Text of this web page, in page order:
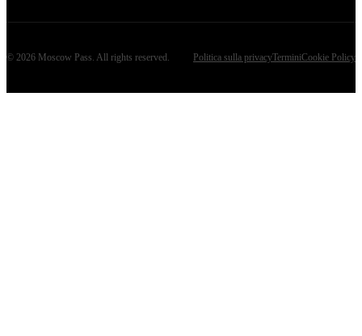
© 2026 Moscow Pass . All rights reserved. Politica sulla privacyTerminiCookie Policy